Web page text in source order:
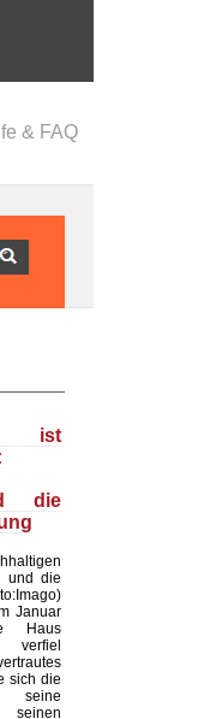
& FAQ
ist
die
und die
Januar
Haus
sich die